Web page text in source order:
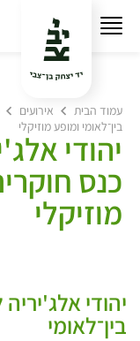
עמוד הבית אירועים
בין־לאומי ומופע מוזיקלי
יהודי
כנס
מוזיקלי
יהודי
בין־לאומי